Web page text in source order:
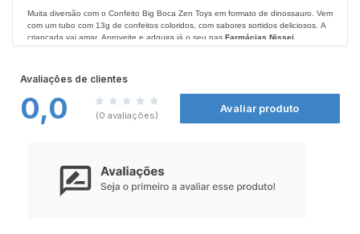
Muita diversão com o Confeito Big Boca Zen Toys em formato de dinossauro. Vem
com um tubo com 13g de confeitos coloridos, com sabores sortidos deliciosos. A
criançada vai amar. Aproveite e adquira já o seu nas Farmácias Nissei
Avaliações de clientes
0,0 (0 avaliações)
Avaliar produto